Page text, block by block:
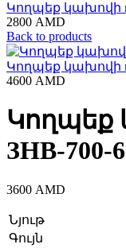
Կողպեք կախովի
2800 AMD
Back to products
Կողպեք կախովի
4600 AMD
Կողպեք
ЗНВ-700-
3600 AMD
Նյութ
Գույն